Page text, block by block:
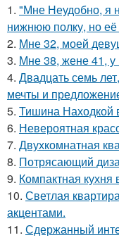
1. "Мне Неудобно, я
нижнюю полку, но её
2. Мне 32, моей
3. Мне 38, жене 41, у
4. Двадцать семь
мечты и
5. Тишина Находкой
6. Невероятная
7. Двухкомнатная
8. Потрясающий
9. Компактная
10. Светлая
акцентами.
11. Сдержанный